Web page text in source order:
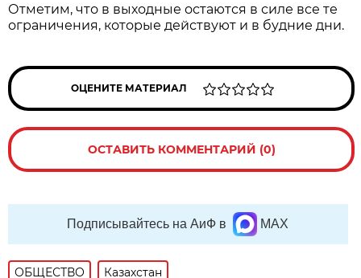
Отметим, что в выходные остаются в силе все те
ограничения, которые действуют и в будние дни.
ОЦЕНИТЕ МАТЕРИАЛ
ОСТАВИТЬ КОММЕНТАРИЙ (0)
Подписывайтесь на АиФ в MAX
ОБЩЕСТВО Казахстан